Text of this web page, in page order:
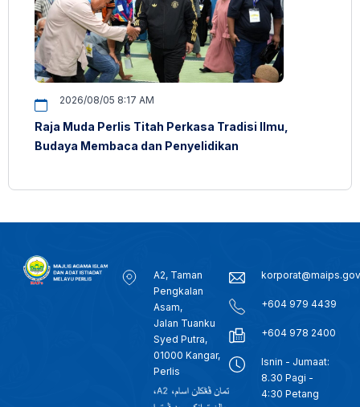
2026/08/05 8:17 AM
Raja Muda Perlis Titah Perkasa Tradisi Ilmu,
Budaya Membaca dan Penyelidikan
A2, Taman
Pengkalan
Asam,
Jalan Tuanku
Syed Putra,
01000 Kangar,
Perlis
+604 979 4439
+604 978 2400
Isnin - Jumaat:
8.30 Pagi -
4:30 Petang